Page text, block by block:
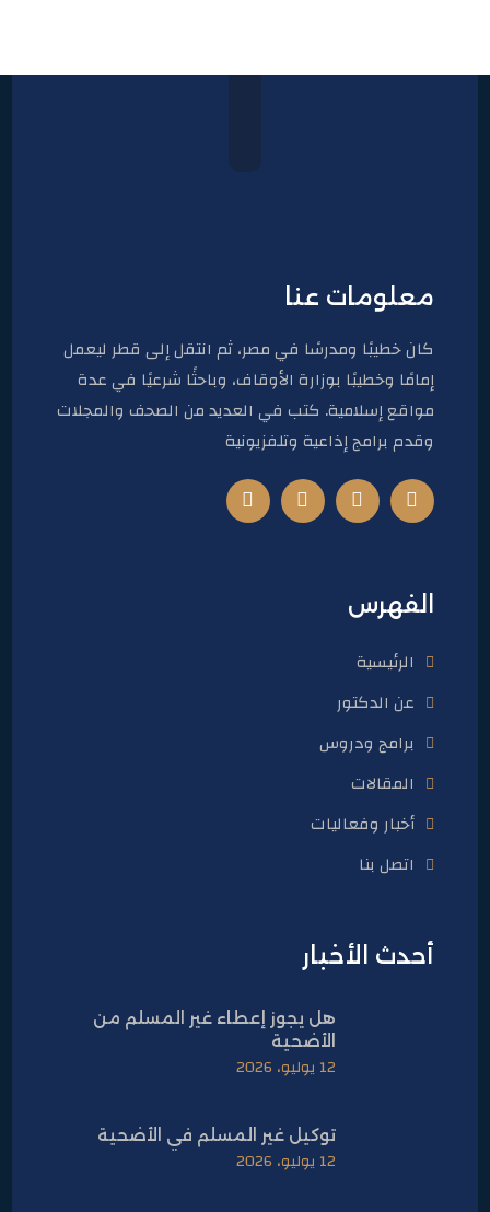
معلومات عنا
كان خطيبًا ومدرسًا في مصر، ثم انتقل إلى قطر ليعمل
إمامًا وخطيبًا بوزارة الأوقاف، وباحثًا شرعيًا في عدة
مواقع إسلامية. كتب في العديد من الصحف والمجلات
وقدم برامج إذاعية وتلفزيونية
الفهرس
الرئيسية
عن الدكتور
برامج ودروس
المقالات
أخبار وفعاليات
اتصل بنا
أحدث الأخبار
هل يجوز إعطاء غير المسلم من
الأضحية
12 يوليو، 2026
توكيل غير المسلم في الأضحية
12 يوليو، 2026